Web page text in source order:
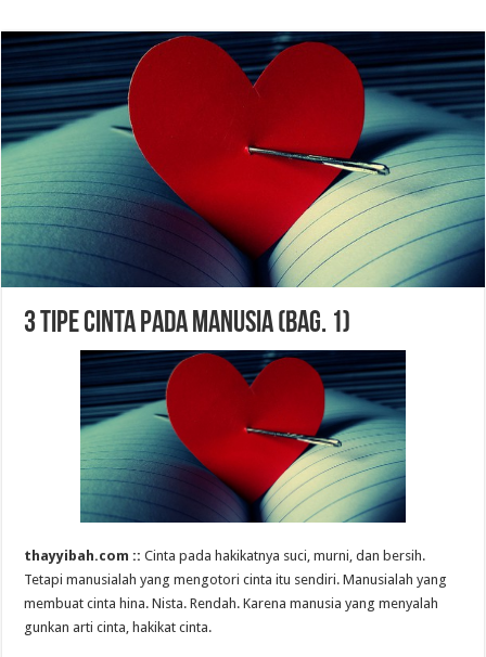
3 Tipe Cinta pada Manusia (Bag. 1)
thayyibah.com ::Cinta pada hakikatnya suci, murni, dan bersih.
Tetapi manusialah yang mengotori cinta itu sendiri. Manusialah yang
membuat cinta hina. Nista. Rendah. Karena manusia yang menyalah
gunkan arti cinta, hakikat cinta.